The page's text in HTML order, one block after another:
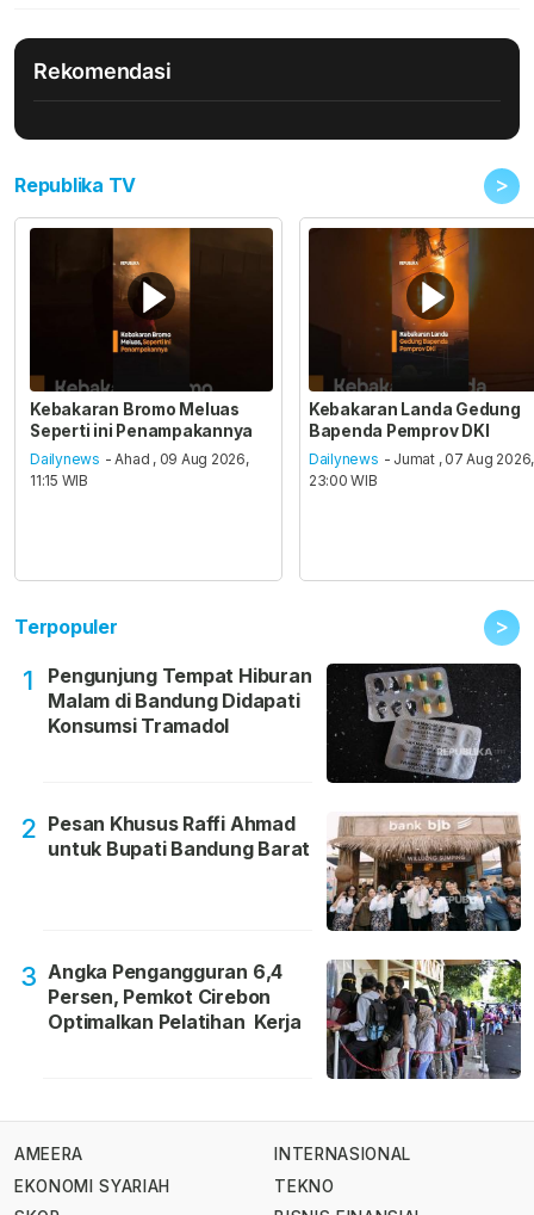
Rekomendasi
Republika TV >
Kebakaran Bromo Meluas
Seperti ini Penampakannya
Dailynews - Ahad , 09 Aug 2026,
11:15 WIB
Kebakaran Landa Gedung
Bapenda Pemprov DKI
Dailynews - Jumat , 07 Aug 2026,
23:00 WIB
Terpopuler >
1
Pengunjung Tempat Hiburan
Malam di Bandung Didapati
Konsumsi Tramadol
2 Pesan Khusus Raffi Ahmad
untuk Bupati Bandung Barat
3 Angka Pengangguran 6,4
Persen, Pemkot Cirebon
Optimalkan Pelatihan Kerja
AMEERA
EKONOMI SYARIAH
INTERNASIONAL
TEKNO